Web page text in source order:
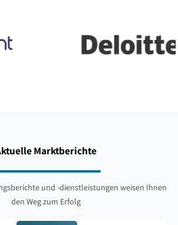
Marktberichte
und -dienstleistungen weisen Ihnen
den Weg zum Erfolg